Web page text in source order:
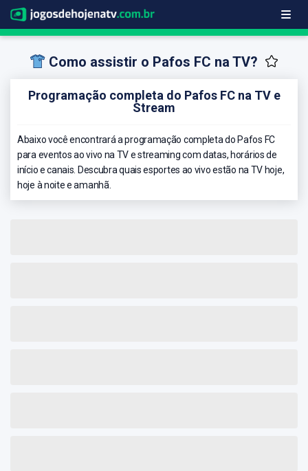
Como assistir o Pafos FC na TV?
Programação completa do Pafos FC na TV e
Stream
Abaixo você encontrará a programação completa do Pafos FC
para eventos ao vivo na TV e streaming com datas, horários de
início e canais. Descubra quais esportes ao vivo estão na TV hoje,
hoje à noite e amanhã.